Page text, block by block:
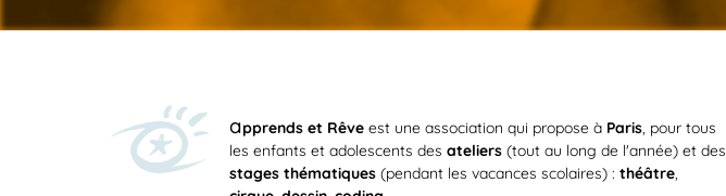
apprends et Rêve est une association qui propose à Paris, pour tous
les enfants et adolescents desateliers (tout au long de l'année) et des
stages thématiques (pendant les vacances scolaires) :théâtre,